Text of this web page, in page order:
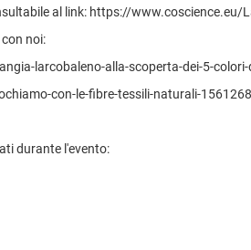
al link: https://www.coscience.eu/
noi:
larcobaleno-alla-scoperta-dei-5-
con-le-fibre-tessili-naturali-
durante l'evento: